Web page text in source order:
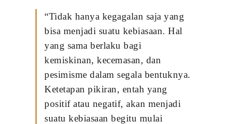
“Tidak hanya kegagalan saja yang
bisa menjadi suatu kebiasaan. Hal
yang sama berlaku bagi
kemiskinan, kecemasan, dan
pesimisme dalam segala bentuknya.
Ketetapan pikiran, entah yang
positif atau negatif, akan menjadi
suatu kebiasaan begitu mulai